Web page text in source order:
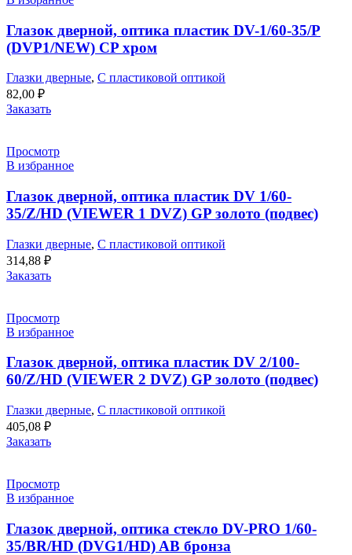
Глазок дверной, оптика пластик DV-1/60-35/P
(DVP1/NEW) CP хром
Глазки дверные, С пластиковой оптикой
82,00 ₽
Заказать
Просмотр
В избранное
Глазок дверной, оптика пластик DV 1/60-
35/Z/HD (VIEWER 1 DVZ) GP золото (подвес)
Глазки дверные, С пластиковой оптикой
314,88 ₽
Заказать
Просмотр
В избранное
Глазок дверной, оптика пластик DV 2/100-
60/Z/HD (VIEWER 2 DVZ) GP золото (подвес)
Глазки дверные, С пластиковой оптикой
405,08 ₽
Заказать
Просмотр
В избранное
Глазок дверной, оптика стекло DV-PRO 1/60-
35/BR/HD (DVG1/HD) AB бронза